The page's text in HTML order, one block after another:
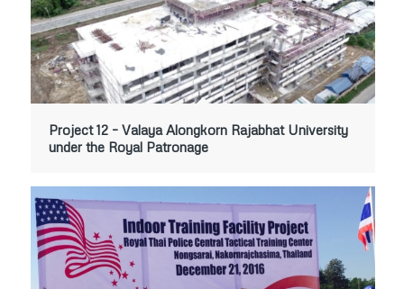
Project 12 – Valaya Alongkorn Rajabhat University
under the Royal Patronage